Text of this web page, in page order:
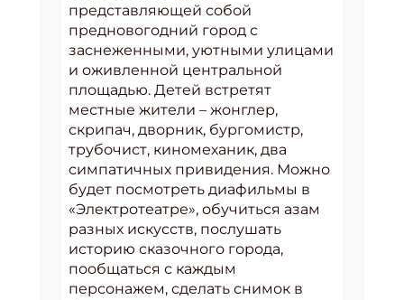
представляющей собой
предновогодний город с
заснеженными, уютными улицами
и оживленной центральной
площадью. Детей встретят
местные жители – жонглер,
скрипач, дворник, бургомистр,
трубочист, киномеханик, два
симпатичных привидения. Можно
будет посмотреть диафильмы в
«Электротеатре», обучиться азам
разных искусств, послушать
историю сказочного города,
пообщаться с каждым
персонажем, сделать снимок в